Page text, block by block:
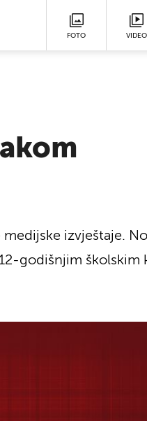
FOTO VIDEO
izvještaje.
godišnjim školskim